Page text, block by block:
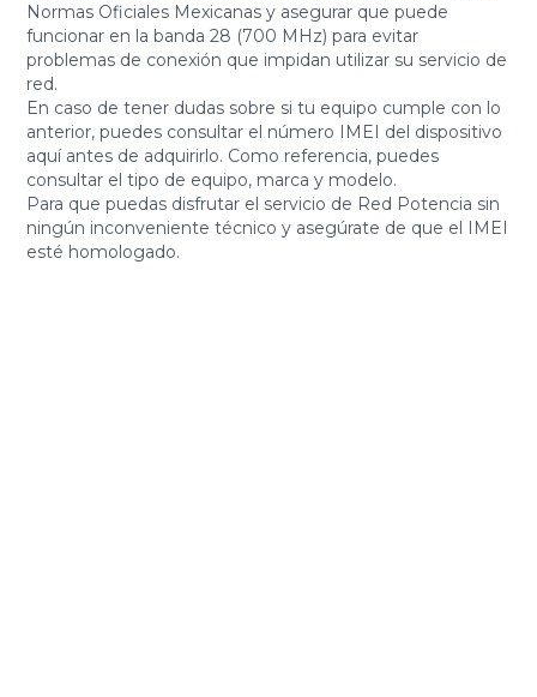
Normas Oficiales Mexicanas y asegurar que puede
funcionar en la banda 28 (700 MHz) para evitar
problemas de conexión que impidan utilizar su servicio de
red.
En caso de tener dudas sobre si tu equipo cumple con lo
anterior, puedes consultar el número IMEI del dispositivo
aquí antes de adquirirlo. Como referencia, puedes
consultar el tipo de equipo, marca y modelo.
Para que puedas disfrutar el servicio de Red Potencia sin
ningún inconveniente técnico y asegúrate de que el IMEI
esté homologado.